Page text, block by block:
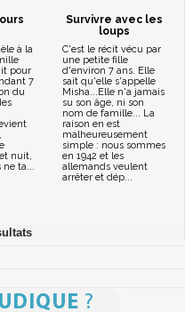
à la
pour
7
du
nuit,
ne ta...
Survivre avec les
loups
C'est le récit vécu par
une petite fille
d'environ 7 ans. Elle
sait qu'elle s'appelle
Misha...Elle n'a jamais
su son âge, ni son
nom de famille... La
raison en est
malheureusement
simple : nous sommes
en 1942 et les
allemands veulent
arrêter et dép...